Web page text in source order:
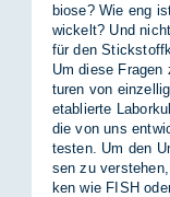
bio­se? Wie eng
wi­ckelt? Und
für den
Um die­se
tu­ren von
eta­blier­te
die von uns
tes­ten. Um den
sen zu
ken wie FISH